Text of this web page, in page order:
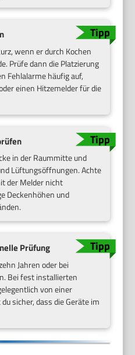
wenn er durch Kochen
Prüfe dann die Platzierung
Fehlalarme häufig auf,
einen Hitzemelder für die
in der Raummitte und
Lüftungsöffnungen. Achte
der Melder nicht
Deckenhöhen und
Prüfung
Jahren oder bei
Bei fest installierten
von einer
sicher, dass die Geräte im